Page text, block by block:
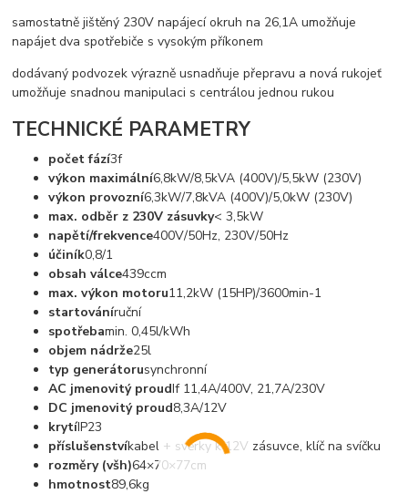
samostatně jištěný 230V napájecí okruh na 26,1A umožňuje
napájet dva spotřebiče s vysokým příkonem
dodávaný podvozek výrazně usnadňuje přepravu a nová rukojeť
umožňuje snadnou manipulaci s centrálou jednou rukou
TECHNICKÉ PARAMETRY
počet fází3f
výkon maximální6,8kW/8,5kVA (400V)/5,5kW (230V)
výkon provozní6,3kW/7,8kVA (400V)/5,0kW (230V)
max. odběr z 230V zásuvky< 3,5kW
napětí/frekvence400V/50Hz, 230V/50Hz
účiník0,8/1
obsah válce439ccm
max. výkon motoru11,2kW (15HP)/3600min-1
startováníruční
spotřebamin. 0,45l/kWh
objem nádrže25l
typ generátorusynchronní
AC jmenovitý proudIf 11,4A/400V, 21,7A/230V
DC jmenovitý proud8,3A/12V
krytíIP23
příslušenstvíkabel + svěrky k 12V zásuvce, klíč na svíčku
rozměry (všh)64×70×77cm
hmotnost89,6kg